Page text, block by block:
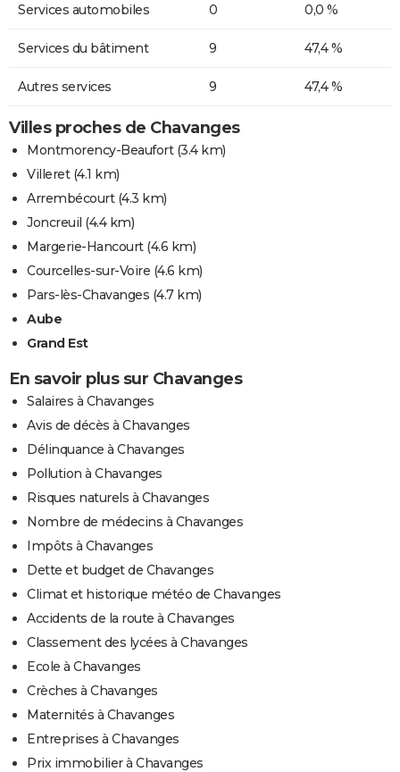
Services automobiles 0 0,0 %
Services du bâtiment 9 47,4 %
Autres services 9 47,4 %
Villes proches de Chavanges
Montmorency-Beaufort(3.4 km)
Villeret(4.1 km)
Arrembécourt(4.3 km)
Joncreuil (4.4 km)
Margerie-Hancourt(4.6 km)
Courcelles-sur-Voire (4.6 km)
Pars-lès-Chavanges (4.7 km)
Aube
Grand Est
En savoir plus sur Chavanges
Salaires à Chavanges
Avis de décès à Chavanges
Délinquance à Chavanges
Pollution à Chavanges
Risques naturels à Chavanges
Nombre de médecins à Chavanges
Impôts à Chavanges
Dette et budget de Chavanges
Climat et historique météo de Chavanges
Accidents de la route à Chavanges
Classement des lycées à Chavanges
Ecole à Chavanges
Crèches à Chavanges
Maternités à Chavanges
Entreprises à Chavanges
Prix immobilier à Chavanges